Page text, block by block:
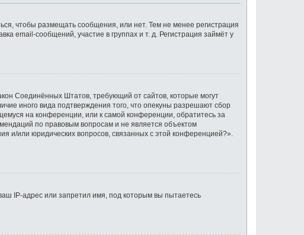
чтобы размещать сообщения, или нет. Тем не менее регистрация
email-сообщений, участие в группах и т. д. Регистрация займёт у
Соединённых Штатов, требующий от сайтов, которые могут
иного вида подтверждения того, что опекуны разрешают сбор
на конференции, или к самой конференции, обратитесь за
по правовым вопросам и не является объектом
и/или юридических вопросов, связанных с этой конференцией?».
IP-адрес или запретил имя, под которым вы пытаетесь